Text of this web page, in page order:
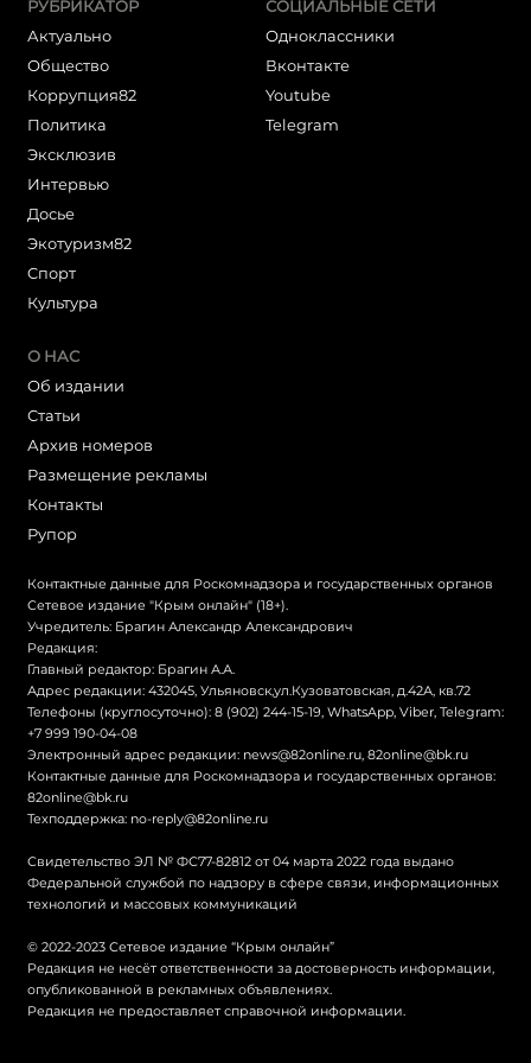
РУБРИКАТОР
Актуально
Общество
Коррупция82
Политика
Эксклюзив
Интервью
Досье
Экотуризм82
Cпорт
Культура
СОЦИАЛЬНЫЕ СЕТИ
Одноклассники
Вконтакте
Youtube
Telegram
О НАС
Об издании
Статьи
Архив номеров
Размещение рекламы
Контакты
Рупор
Контактные данные для Роскомнадзора и государственных органов
Сетевое издание "Крым онлайн" (18+).
Учредитель: Брагин Александр Александрович
Редакция:
Главный редактор: Брагин А.А.
Адрес редакции: 432045, Ульяновск,ул.Кузоватовская, д.42А, кв.72
Телефоны (круглосуточно): 8 (902) 244-15-19, WhatsApp, Viber, Telegram:
+7 999 190-04-08
Электронный адрес редакции: news@82online.ru 82online@bk.ru
Контактные данные для Роскомнадзора и государственных органов:
82online@bk.ru
Техподдержка: no-reply@82online.ru
Свидетельство ЭЛ № ФС77-82812 от 04 марта 2022 года выдано
Федеральной службой по надзору в сфере связи, информационных
технологий и массовых коммуникаций
© 2022-2023 Сетевое издание “Крым онлайн”
Редакция не несёт ответственности за достоверность информации,
опубликованной в рекламных объявлениях.
Редакция не предоставляет справочной информации.